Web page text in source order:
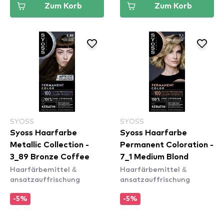
Zum Korb Zum Korb
SYOSS
Syoss Haarfarbe
Metallic Collection -
3_89 Bronze Coffee
Haarfärbemittel &
ansatzauffrischung
-5%
SYOSS
Syoss Haarfarbe
Permanent Coloration -
7_1 Medium Blond
Haarfärbemittel &
ansatzauffrischung
-5%